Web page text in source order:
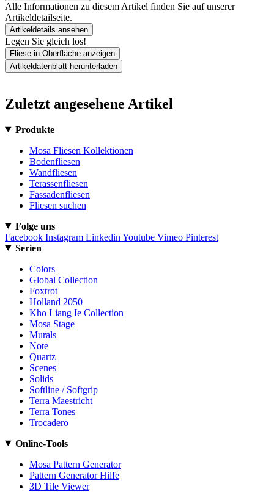
Alle Informationen zu diesem Artikel finden Sie auf unserer
Artikeldetailseite.
Artikeldetails ansehen
Legen Sie gleich los!
Fliese in Oberfläche anzeigen
Artikeldatenblatt herunterladen
Zuletzt angesehene Artikel
Produkte
Mosa Fliesen Kollektionen
Bodenfliesen
Wandfliesen
Terassenfliesen
Fassadenfliesen
Fliesen suchen
Folge uns
Facebook Instagram Linkedin Youtube Vimeo Pinterest
Serien
Colors
Global Collection
Foxtrot
Holland 2050
Kho Liang Ie Collection
Mosa Stage
Murals
Note
Quartz
Scenes
Solids
Softline / Softgrip
Terra Maestricht
Terra Tones
Trocadero
Online-Tools
Mosa Pattern Generator
Pattern Generator Hilfe
3D Tile Viewer